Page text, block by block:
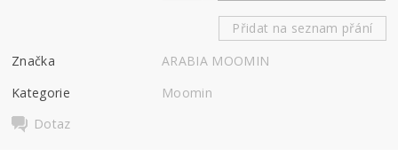
Přidat na seznam přání
Značka
ARABIA MOOMIN
Kategorie
Moomin
Dotaz